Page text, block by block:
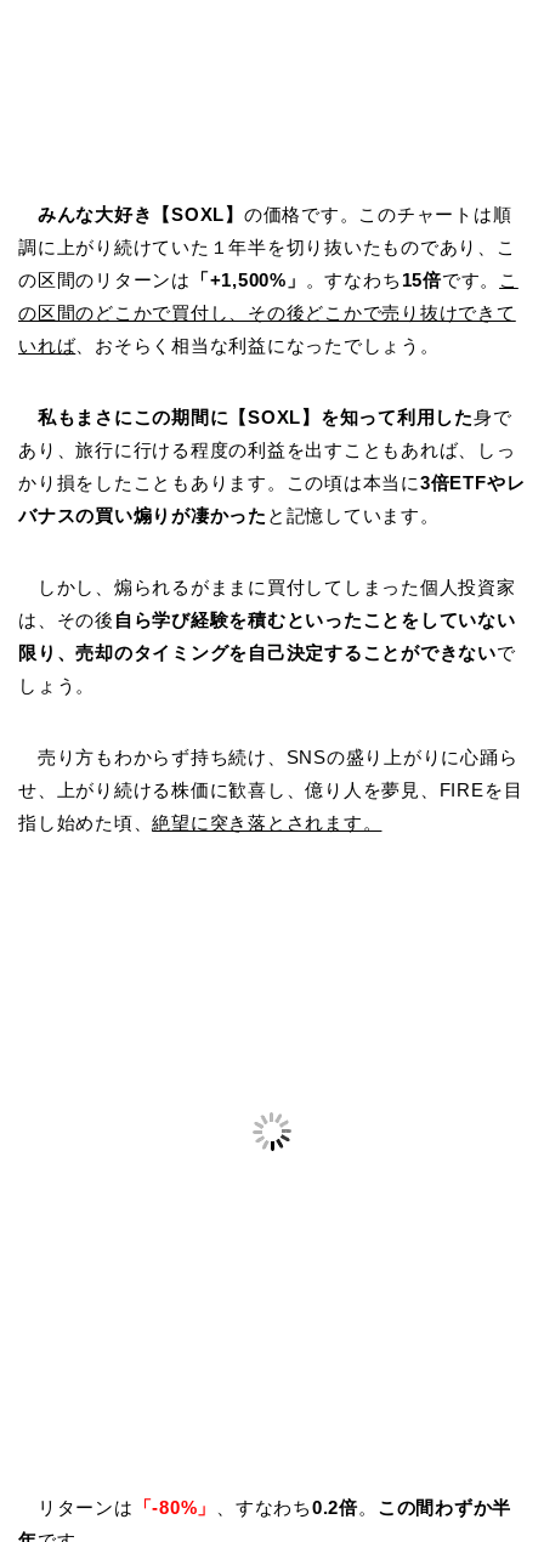
みんな大好き【SOXL】 の価格です。このチャートは順
調に上がり続けていた１年半を切り抜いたものであり、こ
の区間のリターンは
「+1,500%」 。すなわち 15倍です。
こ
の区間のどこかで買付し、その後どこかで売り抜けできて
いれば、おそらく相当な利益になったでしょう。
私もまさにこの期間に【SOXL】を知って利用した身で
あり、旅行に行ける程度の利益を出すこともあれば、しっ
かり損をしたこともあります。この頃は本当に3倍ETFやレ
バナスの買い煽りが凄かった と記憶しています。
しかし、煽られるがままに買付してしまった個人投資家
は、その後 自ら学び経験を積むといったことをしていない
限り、売却のタイミングを自己決定することができないで
しょう。
売り方もわからず持ち続け、SNSの盛り上がりに心踊ら
せ、上がり続ける株価に歓喜し、億り人を夢見、FIREを目
指し始めた頃、絶望に突き落とされます。
リターンは 「-80%」 、すなわち0.2倍。 この間わずか半